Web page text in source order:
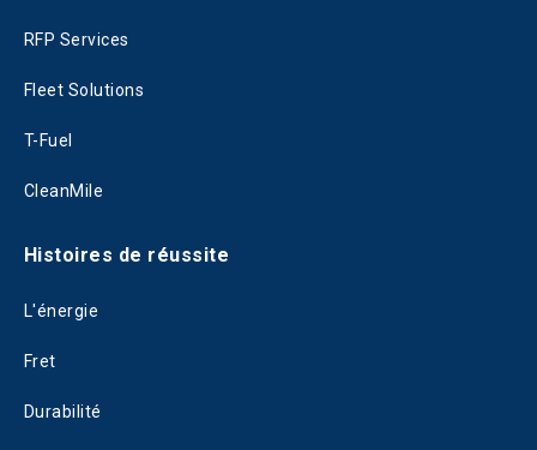
RFP Services
Fleet Solutions
T-Fuel
CleanMile
Histoires de réussite
L'énergie
Fret
Durabilité